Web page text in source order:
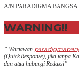
A/N PARADIGMA BANGSA
WARNING!!
” Wartawan
(Quick Response), jika tanpa
dan atau hubungi Redaksi”